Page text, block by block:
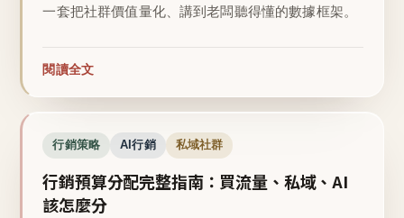
一套把社群價值量化、講到老闆聽得懂的數據框架。
閱讀全文
行銷策略 AI行銷 私域社群
行銷預算分配完整指南：買流量、私域、AI
該怎麼分